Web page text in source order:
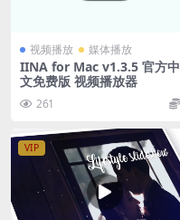
视频播放 媒体播放
IINA for Mac v1.3.5 官方中
文免费版 视频播放器
261
VIP